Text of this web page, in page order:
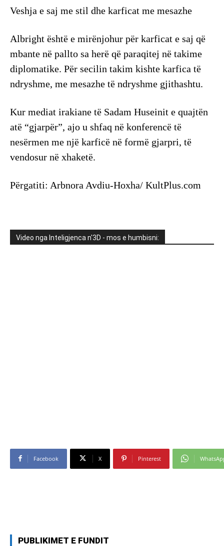
Veshja e saj me stil dhe karficat me mesazhe
Albright është e mirënjohur për karficat e saj që
mbante në pallto sa herë që paraqitej në takime
diplomatike. Për secilin takim kishte karfica të
ndryshme, me mesazhe të ndryshme gjithashtu.
Kur mediat irakiane të Sadam Huseinit e quajtën
atë “gjarpër”, ajo u shfaq në konferencë të
nesërmen me një karficë në formë gjarpri, të
vendosur në xhaketë.
Përgatiti: Arbnora Avdiu-Hoxha/ KultPlus.com
Video nga Inteligjenca n'3D - mos e humbisni:
Facebook X Pinterest
PUBLIKIMET E FUNDIT